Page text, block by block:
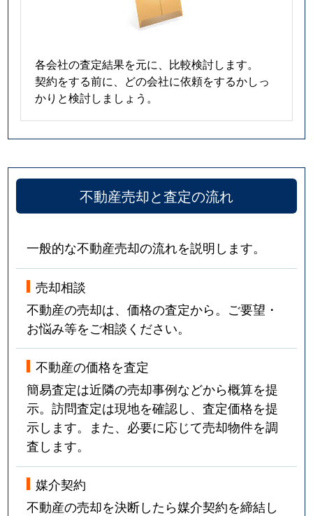
各会社の査定結果を元に、比較検討します。
契約をする前に、どの会社に依頼をするかしっ
かりと検討しましょう。
不動産売却と査定の流れ
一般的な不動産売却の流れを説明します。
売却相談
不動産の売却は、価格の査定から。ご要望・
お悩み等をご相談ください。
不動産の価格を査定
簡易査定は近隣の売却事例などから概算を提
示。訪問査定は現地を確認し、査定価格を提
示します。また、必要に応じて売却物件を調
査します。
媒介契約
不動産の売却を決断したら媒介契約を締結し